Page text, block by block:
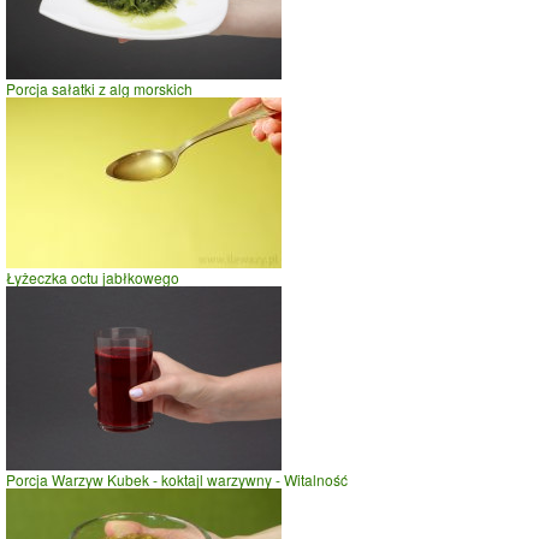
Porcja sałatki z alg morskich
Łyżeczka octu jabłkowego
Porcja Warzyw Kubek - koktajl warzywny - Witalność